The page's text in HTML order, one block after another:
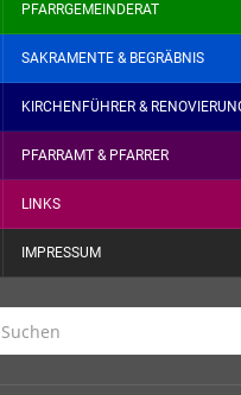
PFARRGEMEINDERAT
SAKRAMENTE & BEGRÄBNIS
KIRCHENFÜHRER &
PFARRAMT & PFARRER
LINKS
IMPRESSUM